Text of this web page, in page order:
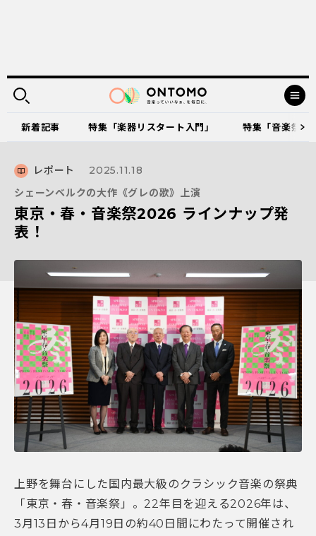
新着記事 特集「楽器リスタート入門」 特集「音楽祭
レポート
2025.11.18
シェーンベルクの大作《グレの歌》上演
東京・春・音楽祭2026 ラインナップ発
表！
上野を舞台にした国内最大級のクラシック音楽の祭典
「東京・春・音楽祭」。22年目を迎える2026年は、
3月13日から4月19日の約40日間にわたって開催され